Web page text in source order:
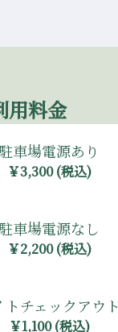
用料金
駐車場電源あり
￥3,300 (税込)
駐車場電源なし
￥2,200 (税込)
トチェックアウト
￥1,100 (税込)